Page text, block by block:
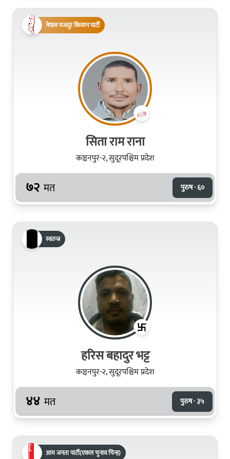
नेपाल मजदुर किसान पार्टी
सिता राम राना
कञ्चनपुर-२, सुदूरपश्चिम प्रदेश
७२ मत पुरुष · ६०
स्वतन्त्र
हरिस बहादुर भट्ट
कञ्चनपुर-२, सुदूरपश्चिम प्रदेश
४४ मत पुरुष · ३५
आम जनता पार्टी(एकल चुनाव चिन्ह)